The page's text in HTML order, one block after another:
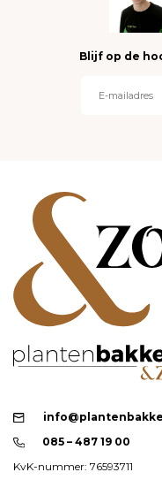
Blijf op de
085 – 487 19 00
KvK-nummer: 76593711